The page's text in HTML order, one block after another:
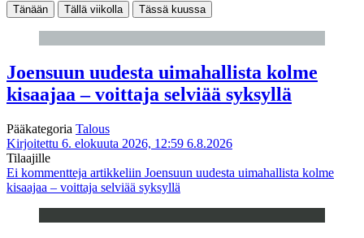
Tänään Tällä viikolla Tässä kuussa
Joensuun uudesta uimahallista kolme
kisaajaa – voittaja selviää syksyllä
Pääkategoria Talous
Kirjoitettu 6. elokuuta 2026, 12:59 6.8.2026
Tilaajille
Ei kommentteja artikkeliin Joensuun uudesta uimahallista kolme
kisaajaa – voittaja selviää syksyllä